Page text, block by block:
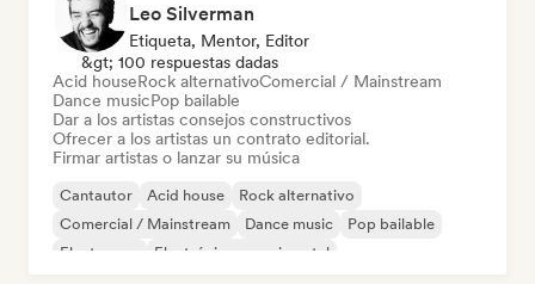
Leo Silverman
Etiqueta, Mentor, Editor
&gt; 100 respuestas dadas
Acid houseRock alternativoComercial / Mainstream
Dance musicPop bailable
Dar a los artistas consejos constructivos
Ofrecer a los artistas un contrato editorial.
Firmar artistas o lanzar su música
Cantautor Acid house
Rock alternativo
Comercial / Mainstream
Dance music
Pop bailable
Electropop
Electrónica experimental